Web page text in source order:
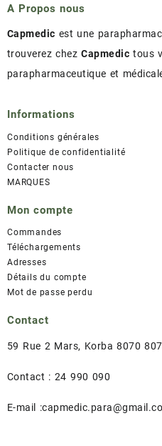
A Propos nous
Capmedic est une
trouverez chezCapmedic tous
parapharmaceutique et
Informations
Conditions générales
Politique de confidentialité
Contacter nous
MARQUES
Mon compte
Commandes
Téléchargements
Adresses
Détails du compte
Mot de passe perdu
Contact
59 Rue 2 Mars, Korba 8070
Contact : 24 990 090
E-mail